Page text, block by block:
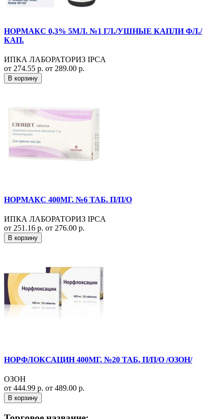
НОРМАКС 0,3% 5МЛ. №1 ГЛ./УШНЫЕ КАПЛИ ФЛ./
КАП.
ИПКА ЛАБОРАТОРИЗ IPCA
от 274.55 р. от 289.00 р.
В корзину
НОРМАКС 400МГ. №6 ТАБ. П/П/О
ИПКА ЛАБОРАТОРИЗ IPCA
от 251.16 р. от 276.00 р.
В корзину
НОРФЛОКСАЦИН 400МГ. №20 ТАБ. П/П/О /ОЗОН/
ОЗОН
от 444.99 р. от 489.00 р.
В корзину